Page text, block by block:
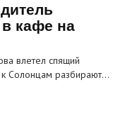
в кафе на
влетел спящий
Солонцам разбирают…